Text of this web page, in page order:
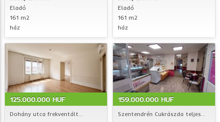
Eladó
161 m2
ház
Eladó
161 m2
ház
125.000.000 HUF
Dohány utca frekventált...
159.000.000 HUF
Szentendrén Cukrászda teljes...